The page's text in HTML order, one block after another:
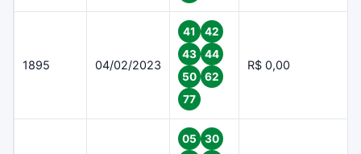
1895 04/02/2023
41
42
43
44
50
62
77
R$ 0,00
05
30